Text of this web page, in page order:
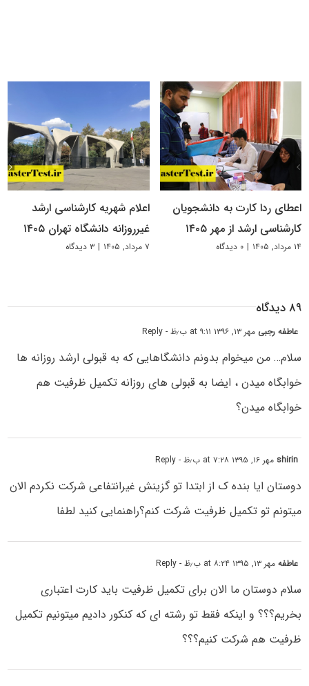
اعطای ردا کارت به دانشجویان
کارشناسی ارشد از مهر ۱۴۰۵
۱۴ مرداد, ۱۴۰۵ | ۰ دیدگاه
اعلام شهریه کارشناسی ارشد
غیرروزانه دانشگاه تهران ۱۴۰۵
۷ مرداد, ۱۴۰۵ | ۳ دیدگاه
۸۹ دیدگاه
عاطفه رجبی مهر ۱۳, ۱۳۹۶ at ۹:۱۱ ب٫ظ - Reply
سلام… من میخوام بدونم دانشگاهایی که به قبولی ارشد روزانه ها
خوابگاه میدن ، ایضا به قبولی های روزانه تکمیل ظرفیت هم
خوابگاه میدن؟
shirin مهر ۱۶, ۱۳۹۵ at ۷:۲۸ ب٫ظ - Reply
دوستان ایا بنده ک از ابتدا تو گزینش غیرانتفاعی شرکت نکردم الان
میتونم تو تکمیل ظرفیت شرکت کنم؟راهنمایی کنید لطفا
عاطفهمهر ۱۳, ۱۳۹۵ at ۸:۲۴ ب٫ظ - Reply
سلام دوستان ما الان برای تکمیل ظرفیت باید کارت اعتباری
بخریم؟؟؟ و اینکه فقط تو رشته ای که کنکور دادیم میتونیم تکمیل
ظرفیت هم شرکت کنیم؟؟؟